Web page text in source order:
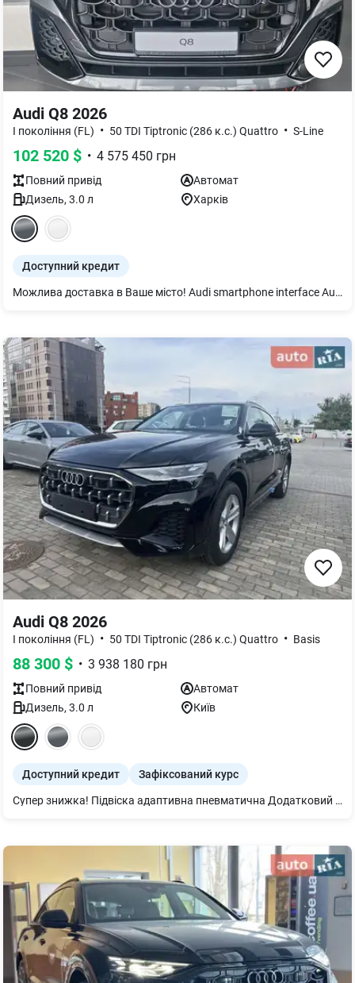
Audi Q8 2026
I покоління (FL) • 50 TDI Tiptronic (286 к.с.) Quattro • S-Line
102 520 $ • 4 575 450 грн
Повний привід
Автомат
Дизель, 3.0 л Харків
Доступний кредит
Можлива доставка в Ваше місто! Audi smartphone interface Audi Pre sense front Audi virtual cockpit plus Адаптивна пневмопідвіска Bang & Olufsen 3D Premium Sound System Декор дуб сірий Дзеркала з пам’яттю і автом. затемненням Дзеркало внутрішнє з автом. затемненням Диски 5 сегм. спиць 10Jx21 Додат. захисний піддон двигуна Екстер єр - пакет S line Засклення акуст. бічних вікон Захист від пилу додатковий Кермо 3-спицеве шкіряне з підігрівом Килимки для підлоги спереду та позаду Клімат-контроль 4-зональний Комфортний ключ з сенсорним відмиканням Корпуси зовнішніх дзеркал чорні Мікрофібра Dinamica Frequenz/Шкіра Органи управління глянцево-чорні Пакет Бізнес Пакет-асистент Паркування Пакет оптичний чорний plus Підлокітник централ. передній комфортний Повнокероване шасі Підігрів передніх і задніх сидінь Подовжена гарантія додатково 2 роки або 120 т.км Рейлінги на даху чорні Рульова колонка з електроприводом Світлодіодне освітлення зони посадки Світлодіодні матричні фари Сервопривід зачинення дверей Сидіння пер. з пам’яттю Система попередж. про зміну смуги руху Сонцезахисні козирки Спортивний пакет S line 2 Сітка розділювальна Фонова підсвітка plus
Audi Q8 2026
I покоління (FL) • 50 TDI Tiptronic (286 к.с.) Quattro • Basis
88 300 $ • 3 938 180 грн
Повний привід
Автомат
Дизель, 3.0 л Київ
Доступний кредит Зафіксований курс
Супер знижка! Підвіска адаптивна пневматична Додатковий захисний піддон двигуна Кермо 3-спицеве шкіряне з підігрівом Бампери у колір кузова Рейлінги на даху з анодованого алюмінію Диски 5 рукавів 9Jx20 шини 275/50 R20 Підігрів передніх і задніх сидінь Дзеркало внутрішнє з автом. затемненням безрамне Підлокітник централ. передній комфортний Дзеркала з пам’яттю і автом. затемненням з обох боків Декор натуральна деревина ясень сіро-коричнева Клімат-контроль 4-зональний Audi virtual cockpit plus Світлодіодне освітлення зони посадки Гарантія 4 роки або 120 000 км Система попередж. про зміну смуги руху Пакет-асистент Паркування вкл. камери кругового огляду Комфортний ключ Сидіння передні з пам’яттю Матричні фари Світлодіодна матрична технологія Audi Matrix Фонова підсвітка plus Засклення акустичне бічних Сервопривід зачинення дверей Audi smartphone interface Audi phone box light Рульова колонка з електроприводом регулювання 2 роз’єми USB-С з можливістю заряджання Спец. пропозиція с вигодою для покупця 10880евро